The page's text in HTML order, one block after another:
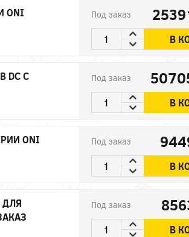
ONI
Под заказ
В
DC С
Под заказ
В
ONI
Под заказ
В
ДЛЯ
Под заказ
В